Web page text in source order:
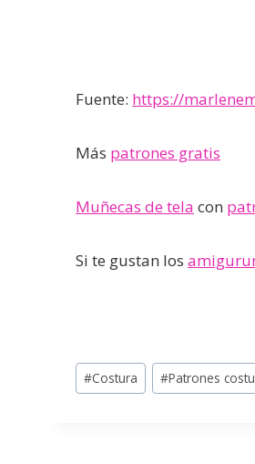
Fuente: https://
Más patrones gratis
Muñecas de tela con
Si te gustan los
#Costura #Patrones